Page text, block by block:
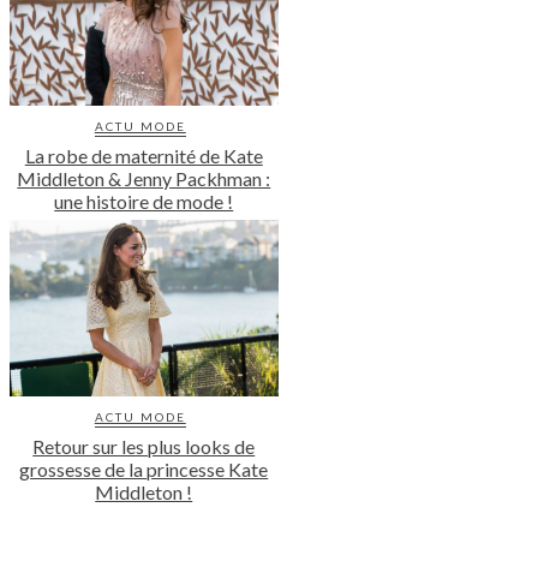
ACTU MODE
La robe de maternité de Kate
Middleton & Jenny Packhman :
une histoire de mode !
ACTU MODE
Retour sur les plus looks de
grossesse de la princesse Kate
Middleton !